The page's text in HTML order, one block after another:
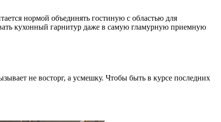
нормой объединять гостиную с областью для
кухонный гарнитур даже в самую гламурную приемную
не восторг, а усмешку. Чтобы быть в курсе последних